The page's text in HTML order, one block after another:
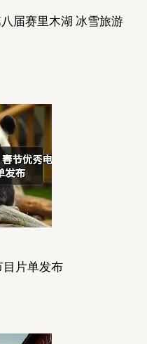
届赛里木湖 冰雪旅游
目片单发布